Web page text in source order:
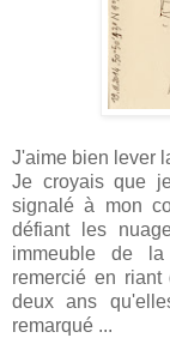
J'aime bien lever
Je croyais que
signalé à mon
défiant les
immeuble de
remercié en
deux ans
remarqué ...